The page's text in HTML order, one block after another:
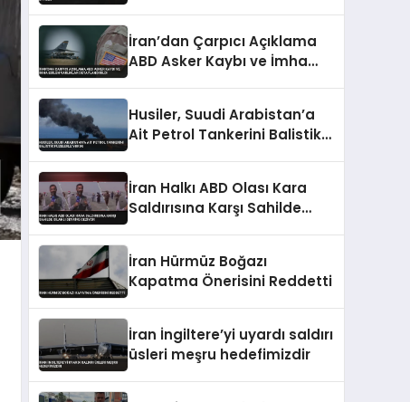
İran’dan Çarpıcı Açıklama
ABD Asker Kaybı ve İmha
Husiler, Suudi Arabistan’a
Ait Petrol Tankerini Balistik
İran Halkı ABD Olası Kara
Saldırısına Karşı Sahilde
İran Hürmüz Boğazı
Kapatma Önerisini Reddetti
İran İngiltere’yi uyardı saldırı
üsleri meşru hedefimizdir